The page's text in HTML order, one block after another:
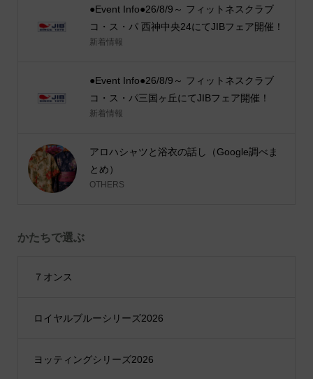
●Event Info●26/8/9～ フィットネスクラブ
コ・ス・パ 西神中央24にてJIBフェア開催！
新着情報
●Event Info●26/8/9～ フィットネスクラブ
コ・ス・パ三国ヶ丘にてJIBフェア開催！
新着情報
アロハシャツと浴衣の話し（Google調べま
とめ）
OTHERS
かたちで選ぶ
７オンス
ロイヤルブルーシリーズ2026
ヨッティングシリーズ2026